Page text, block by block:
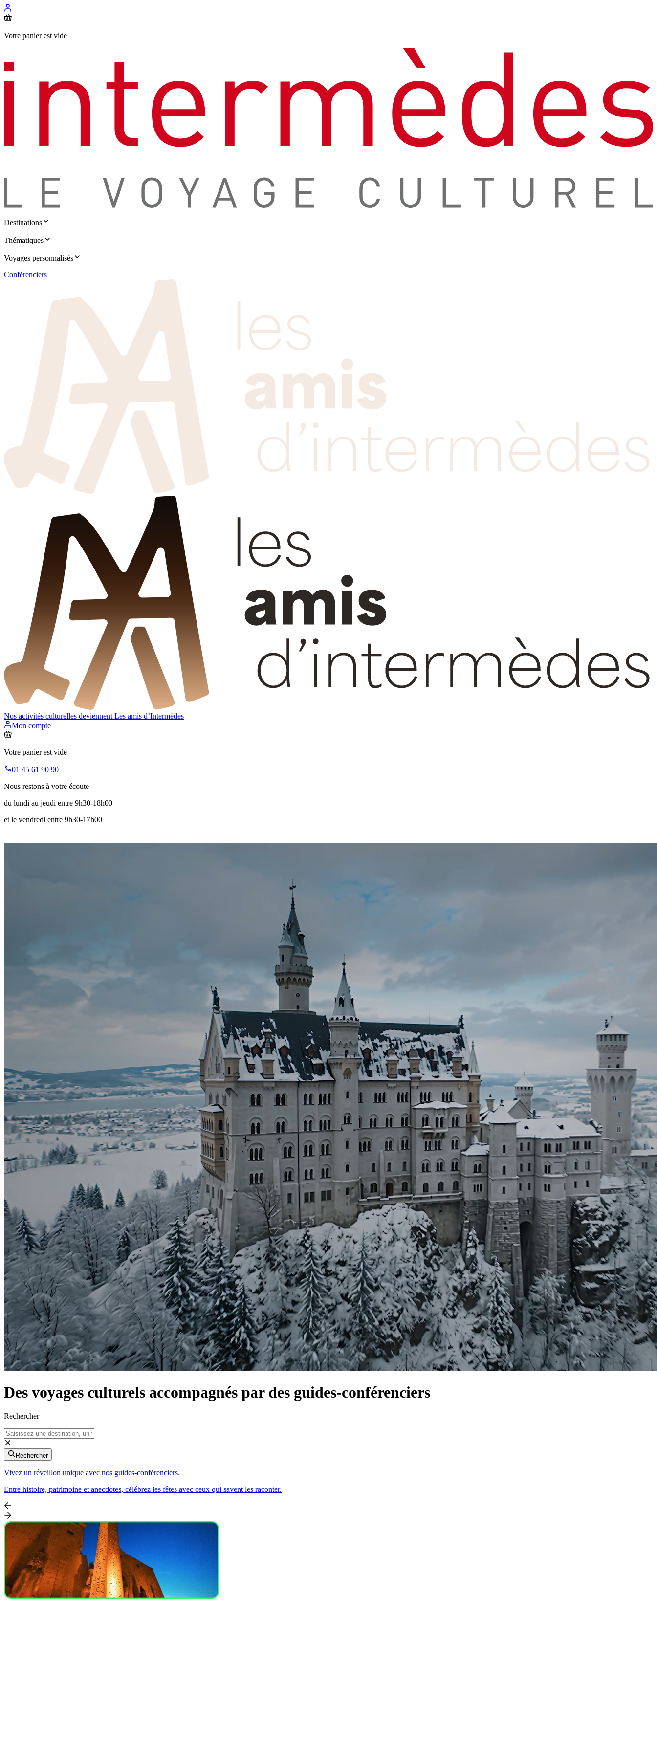
Votre panier est vide
Destinations
Thématiques
Voyages personnalisés
Conférenciers
Nos activités culturelles deviennent Les amis d’Intermèdes
Mon compte
Votre panier est vide
01 45 61 90 90
Nous restons à votre écoute
du lundi au jeudi entre 9h30-18h00
et le vendredi entre 9h30-17h00
Des voyages culturels accompagnés par des guides-conférenciers
Rechercher
Rechercher
Vivez un réveillon unique avec nos guides-conférenciers.
Entre histoire, patrimoine et anecdotes, célébrez les fêtes avec ceux qui savent les raconter.